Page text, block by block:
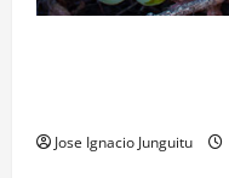
Jose Ignacio Junguitu